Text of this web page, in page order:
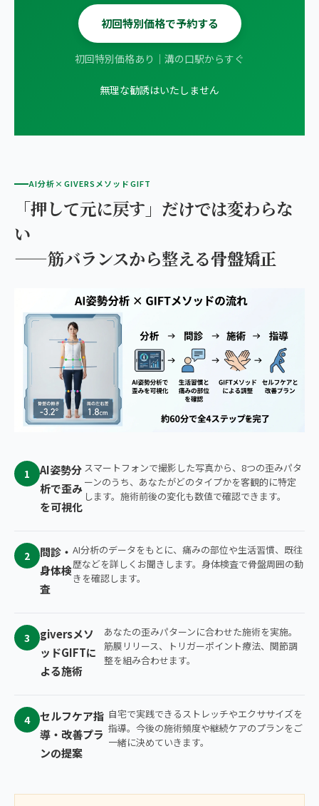
初回特別価格で予約する
初回特別価格あり｜溝の口駅からすぐ
無理な勧誘はいたしません
AI分析×GIVERSメソッドGIFT
「押して元に戻す」だけでは変わらな
い
——筋バランスから整える骨盤矯正
1
AI姿勢分
析で歪み
を可視化
スマートフォンで撮影した写真から、8つの歪みパタ
ーンのうち、あなたがどのタイプかを客観的に特定
します。施術前後の変化も数値で確認できます。
2
問診・
身体検
査
AI分析のデータをもとに、痛みの部位や生活習慣、既往
歴などを詳しくお聞きします。身体検査で骨盤周囲の動
きを確認します。
3
giversメソ
ッドGIFTに
よる施術
あなたの歪みパターンに合わせた施術を実施。
筋膜リリース、トリガーポイント療法、関節調
整を組み合わせます。
4
セルフケア指
導・改善プラ
ンの提案
自宅で実践できるストレッチやエクササイズを
指導。今後の施術頻度や継続ケアのプランをご
一緒に決めていきます。